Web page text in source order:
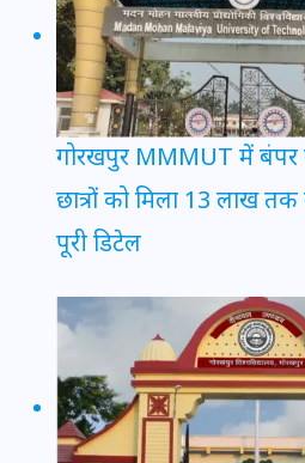
गोरखपुर MMMUT में
छात्रों को मिला 13 लाख
पूरी डिटेल